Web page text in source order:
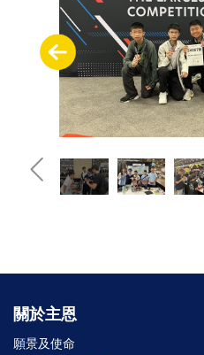
關於主恩
願景及使命